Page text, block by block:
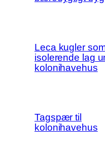
Leca kugler
isolerende lag
kolonihavehus
Tagspær til
kolonihavehus